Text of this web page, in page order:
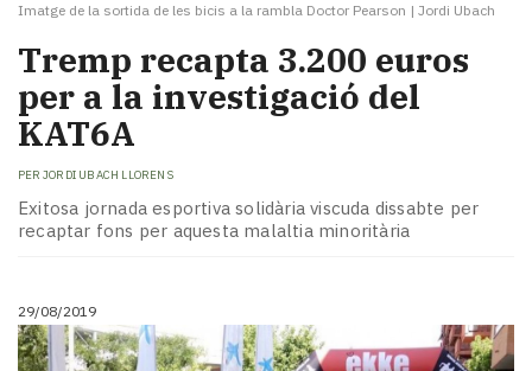
Imatge de la sortida de les bicis a la rambla Doctor Pearson | Jordi Ubach
Tremp recapta 3.200 euros
per a la investigació del
KAT6A
PER JORDI UBACH LLORENS
Exitosa jornada esportiva solidària viscuda dissabte per
recaptar fons per aquesta malaltia minoritària
29/08/2019